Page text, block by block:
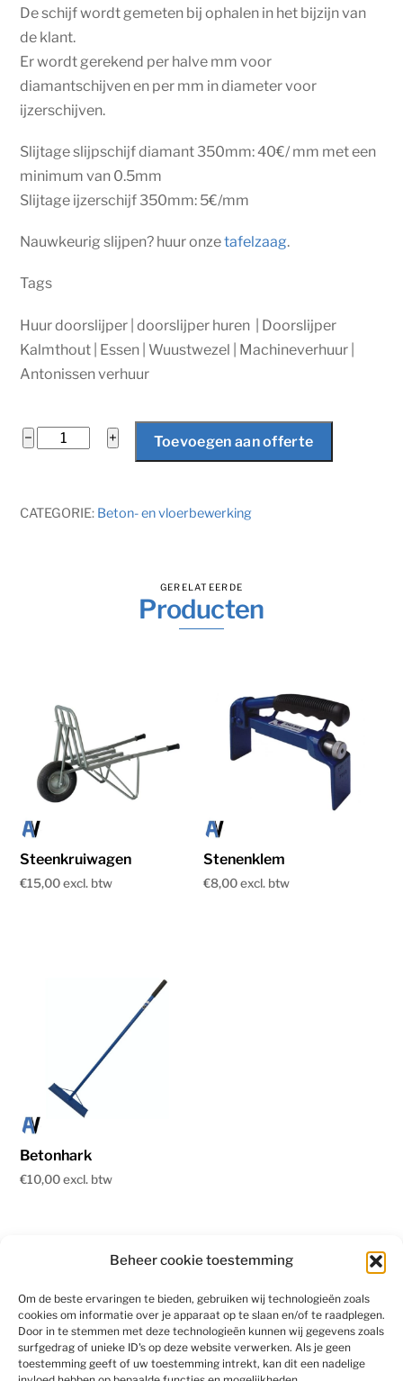
Beheer cookie toestemming
Om de beste ervaringen te bieden, gebruiken wij technologieën zoals
cookies om informatie over je apparaat op te slaan en/of te raadplegen.
Door in te stemmen met deze technologieën kunnen wij gegevens zoals
surfgedrag of unieke ID's op deze website verwerken. Als je geen
toestemming geeft of uw toestemming intrekt, kan dit een nadelige
De schijf wordt gemeten bij ophalen in het bijzijn van
de klant.
Er wordt gerekend per halve mm voor
diamantschijven en per mm in diameter voor
ijzerschijven.
Slijtage slijpschijf diamant 350mm: 40€/ mm met een
minimum van 0.5mm
Slijtage ijzerschijf 350mm: 5€/mm
Nauwkeurig slijpen? huur onzetafelzaag.
Tags
Huur doorslijper | doorslijper huren | Doorslijper
Kalmthout | Essen | Wuustwezel | Machineverhuur |
Antonissen verhuur
−
Doorslijper+ Toevoegen aan offerte
CATEGORIE: Beton- en vloerbewerking
GERELATEERDE
Producten
Steenkruiwagen
€15,00
Stenenklem
€8,00
Betonhark
€10,00